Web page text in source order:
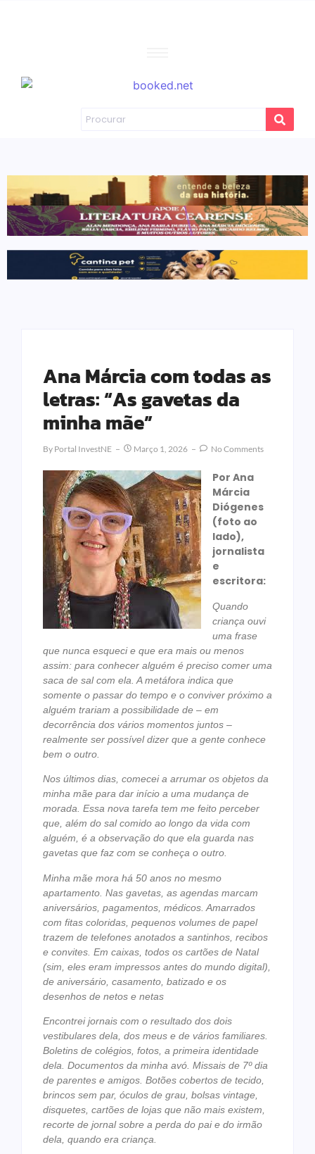
Ana Márcia com todas as
letras: “As gavetas da
minha mãe”
By Portal InvestNE Março 1, 2026 No Comments
Por Ana
Márcia
Diógenes
(foto ao
lado),
jornalista
e
escritora:
Quando
criança ouvi
uma frase
que nunca esqueci e que era mais ou menos
assim: para conhecer alguém é preciso comer uma
saca de sal com ela. Ametáfora indica que
somente o passar do tempo e o conviver próximo a
alguém trariam a possibilidade de – em
decorrência dos vários momentos juntos –
realmente ser possível dizer que a gente conhece
bem o outro.
Nos últimos dias, comecei a arrumar os objetos da
minha mãe para dar início a uma mudança de
morada. Essa nova tarefa tem me feito perceber
que, além do sal comido ao longo da vida com
alguém, é a observação do que ela guarda nas
gavetas que faz com se conheça o outro.
Minha mãe mora há 50 anos no mesmo
apartamento. Nas gavetas, as agendas marcam
aniversários, pagamentos, médicos. Amarrados
com fitas coloridas, pequenos volumes de papel
trazem de telefones anotados a santinhos, recibos
e convites. Em caixas, todos os cartões de Natal
(sim, eles eram impressos antes do mundo digital),
de aniversário, casamento, batizado e os
desenhos de netos e netas
Encontrei jornais com o resultado dos dois
vestibulares dela, dos meus e de vários familiares.
Boletins de colégios, fotos, a primeira identidade
dela. Documentos da minha avó. Missais de 7º dia
de parentes e amigos. Botões cobertos de tecido,
brincos sem par, óculos de grau, bolsas vintage,
disquetes, cartões de lojas que não mais existem,
recorte de jornal sobre a perda do pai e do irmão
dela, quando era criança.